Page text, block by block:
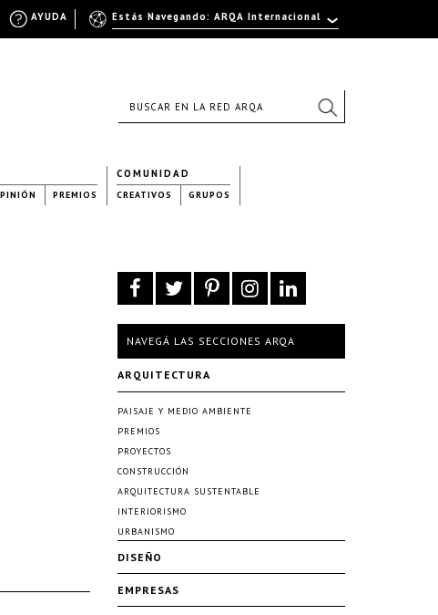
PREMIOS
COMUNIDAD
CREATIVOS GRUPOS
NAVEGÁ LAS SECCIONES ARQA
ARQUITECTURA
PAISAJE Y MEDIO AMBIENTE
PREMIOS
PROYECTOS
CONSTRUCCIÓN
ARQUITECTURA SUSTENTABLE
INTERIORISMO
URBANISMO
DISEÑO
EMPRESAS
Estás Navegando: ARQA Internacional
AYUDA